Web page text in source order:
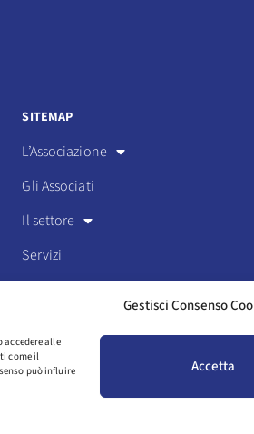
Gestisci Consenso
accedere alle
come il
può influire
Accetta
SITEMAP
L’Associazione
Gli Associati
Il settore
Servizi
COPYRIGHT © 2025 ASSOSPORT. ALL